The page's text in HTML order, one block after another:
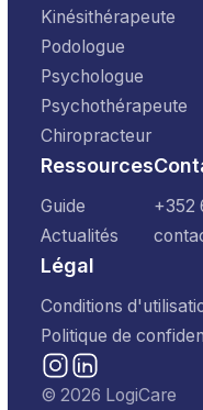
Kinésithérapeute
Podologue
Psychologue
Psychothérapeute
Chiropracteur
Ressources
Guide
Actualités
+352
Légal
Conditions
Politique de
© 2026 LogiCare